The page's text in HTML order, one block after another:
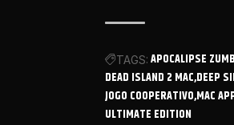
TAGS: APOCALIPSE
DEAD ISLAND 2 MAC DEEP
JOGO COOPERATIVO MAC
ULTIMATE EDITION